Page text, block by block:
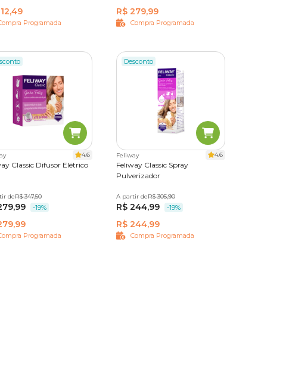
Programada
R$ 279,99
Compra Programada
4.6
Classic Difusor Elétrico
deR$ 347,50
-19%
Programada
Desconto
Feliway 4.6
Feliway Classic Spray
Pulverizador
60 ml
A partir deR$ 305,90
R$ 244,99 -19%
R$ 244,99
Compra Programada